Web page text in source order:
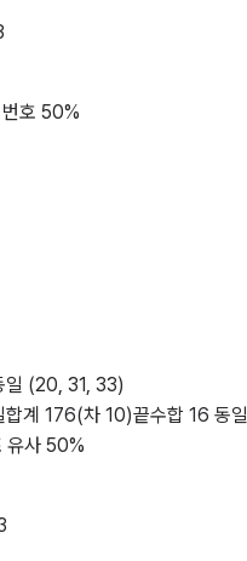
호 50%
일 (20, 31, 33)
합계 176(차 10)끝수합 16 동일
유사 50%